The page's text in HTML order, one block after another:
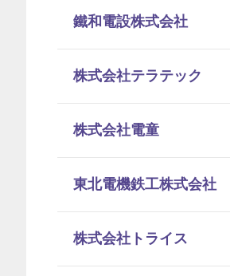
鐵和電設株式会社
株式会社テラテック
株式会社電童
東北電機鉄工株式会社
株式会社トライス